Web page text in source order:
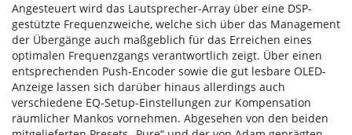
Angesteuert wird das Lautsprecher-Array über eine DSP-
gestützte Frequenzweiche, welche sich über das Management
der Übergänge auch maßgeblich für das Erreichen eines
optimalen Frequenzgangs verantwortlich zeigt. Über einen
entsprechenden Push-Encoder sowie die gut lesbare OLED-
Anzeige lassen sich darüber hinaus allerdings auch
verschiedene EQ-Setup-Einstellungen zur Kompensation
räumlicher Mankos vornehmen. Abgesehen von den beiden